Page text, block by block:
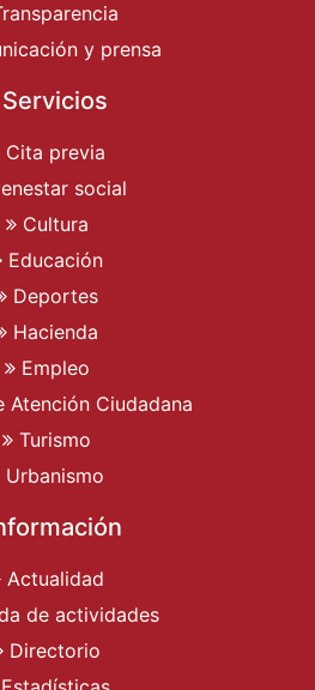
y prensa
Servicios
Cita previa
social
Cultura
Educación
Deportes
Hacienda
Empleo
Atención Ciudadana
Turismo
Urbanismo
Actualidad
de actividades
Directorio